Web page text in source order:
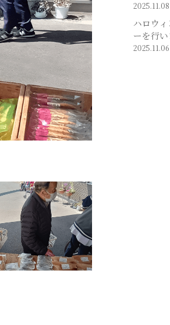
2025.11.08
ハロウ
ーを行
2025.11.06